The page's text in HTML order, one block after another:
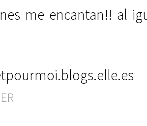
me encantan!! al